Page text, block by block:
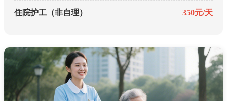
住院护工（非自理） 350元/天